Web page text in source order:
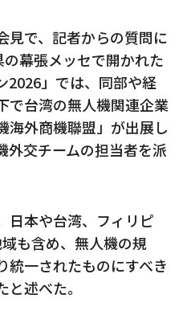
見で、記者からの質問に
幕張メッセで開かれた
2026」では、同部や経
で台湾の無人機関連企業
海外商機聯盟」が出展し
外交チームの担当者を派
日本や台湾、フィリピ
も含め、無人機の規
統一されたものにすべき
述べた。